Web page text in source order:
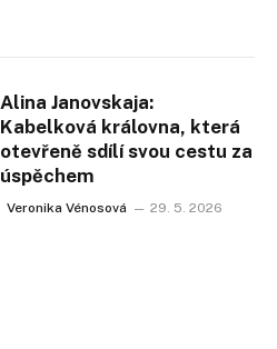
Alina Janovskaja:
Kabelková královna, která
otevřeně sdílí svou cestu za
úspěchem
Veronika Vénosová 29. 5. 2026